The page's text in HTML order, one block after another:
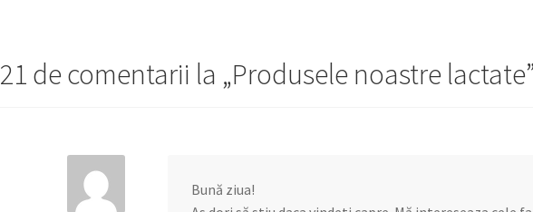
21 de comentarii la „Produsele noastre lactate”
Bună ziua!